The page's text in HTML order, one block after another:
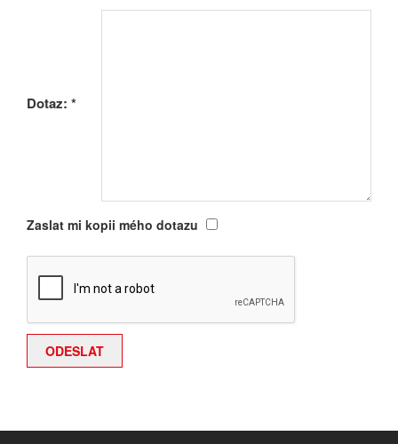
Dotaz: *
Zaslat mi kopii mého dotazu